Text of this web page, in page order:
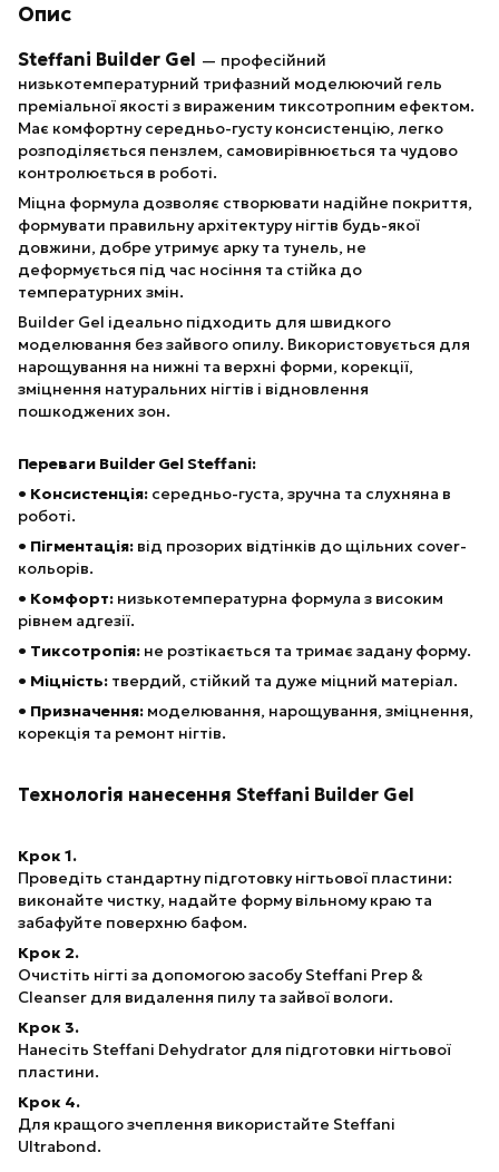
Опис
Steffani Builder Gel — професійний
низькотемпературний трифазний моделюючий гель
преміальної якості з вираженим тиксотропним ефектом.
Має комфортну середньо-густу консистенцію, легко
розподіляється пензлем, самовирівнюється та чудово
контролюється в роботі.
Міцна формула дозволяє створювати надійне покриття,
формувати правильну архітектуру нігтів будь-якої
довжини, добре утримує арку та тунель, не
деформується під час носіння та стійка до
температурних змін.
Builder Gel ідеально підходить для швидкого
моделювання без зайвого опилу. Використовується для
нарощування на нижні та верхні форми, корекції,
зміцнення натуральних нігтів і відновлення
пошкоджених зон.
Переваги Builder Gel Steffani:
• Консистенція: середньо-густа, зручна та слухняна в
роботі.
• Пігментація: від прозорих відтінків до щільних cover-
кольорів.
• Комфорт: низькотемпературна формула з високим
рівнем адгезії.
• Тиксотропія: не розтікається та тримає задану форму.
• Міцність: твердий, стійкий та дуже міцний матеріал.
• Призначення: моделювання, нарощування, зміцнення,
корекція та ремонт нігтів.
Технологія нанесення Steffani Builder Gel
Крок 1.
Проведіть стандартну підготовку нігтьової пластини:
виконайте чистку, надайте форму вільному краю та
забафуйте поверхню бафом.
Крок 2.
Очистіть нігті за допомогою засобу Steffani Prep &
Cleanser для видалення пилу та зайвої вологи.
Крок 3.
Нанесіть Steffani Dehydrator для підготовки нігтьової
пластини.
Крок 4.
Для кращого зчеплення використайте Steffani
Ultrabond.